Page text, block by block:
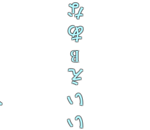
い
い
え
B
あ
な